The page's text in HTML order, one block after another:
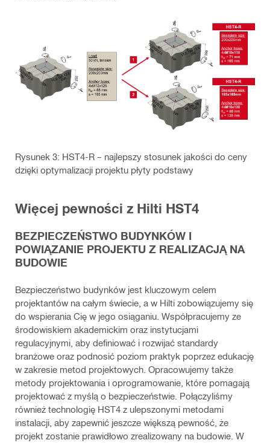
Rysunek 3: HST4-R – najlepszy stosunek jakości do ceny
dzięki optymalizacji projektu płyty podstawy
Więcej pewności z Hilti HST4
BEZPIECZEŃSTWO BUDYNKÓW I
POWIĄZANIE PROJEKTU Z REALIZACJĄ NA
BUDOWIE
Bezpieczeństwo budynków jest kluczowym celem
projektantów na całym świecie, a w Hilti zobowiązujemy się
do wspierania Cię w jego osiąganiu. Współpracujemy ze
środowiskiem akademickim oraz instytucjami
regulacyjnymi, aby definiować i rozwijać standardy
branżowe oraz podnosić poziom praktyk poprzez edukację
w zakresie metod projektowych. Opracowujemy także
metody projektowania i oprogramowanie, które pomagają
projektować z myślą o bezpieczeństwie. Połączyliśmy
również technologię HST4 z ulepszonymi metodami
instalacji, aby zapewnić jeszcze większą pewność, że
projekt zostanie prawidłowo zrealizowany na budowie. W